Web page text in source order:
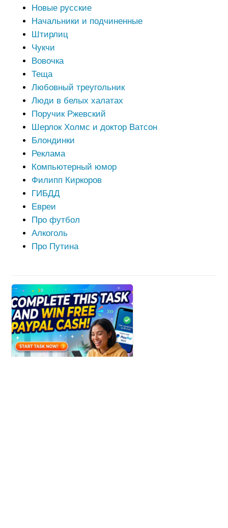
Новые русские
Начальники и подчиненные
Штирлиц
Чукчи
Вовочка
Теща
Любовный треугольник
Люди в белых халатах
Поручик Ржевский
Шерлок Холмс и доктор Ватсон
Блондинки
Реклама
Компьютерный юмор
Филипп Киркоров
ГИБДД
Евреи
Про футбол
Алкоголь
Про Путина